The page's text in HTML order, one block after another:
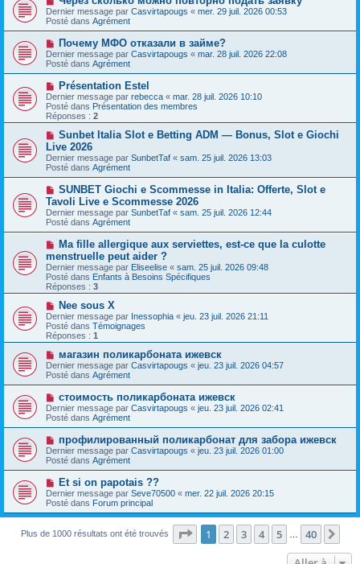
s
a
g
e
a
u
m
e
s
a
g
e
o
u
v
e
a
u
m
e
s
a
g
e
Dernier message par Casvirtapougs « mer. 29 juil. 2026 00:53
Posté dans Agrément
N
o
u
v
e
a
u
m
e
s
a
g
e
Почему МФО отказали в займе?
Dernier message par Casvirtapougs « mar. 28 juil. 2026 22:08
Posté dans Agrément
N
o
u
v
e
a
u
m
e
s
s
a
g
e
Présentation Estel
Dernier message par rebecca « mar. 28 juil. 2026 10:10
Posté dans Présentation des membres
Réponses : 2
N
u
v
e
a
u
m
e
s
a
g
e
Sunbet Italia Slot e Betting ADM — Bonus, Slot e Giochi
Live 2026
Dernier message par SunbetTaf « sam. 25 juil. 2026 13:03
Posté dans Agrément
N
u
v
e
a
m
e
s
s
a
g
e
SUNBET Giochi e Scommesse in Italia: Offerte, Slot e
Tavoli Live e Scommesse 2026
Dernier message par SunbetTaf « sam. 25 juil. 2026 12:44
Posté dans Agrément
N
u
v
e
a
u
m
e
s
s
g
e
Ma fille allergique aux serviettes, est-ce que la culotte
menstruelle peut aider ?
Dernier message par Eliseelise « sam. 25 juil. 2026 09:48
Posté dans Enfants à Besoins Spécifiques
Réponses : 3
N
o
u
v
e
a
u
m
e
s
a
g
e
Nee sous X
Dernier message par Inessophia « jeu. 23 juil. 2026 21:11
Posté dans Témoignages
Réponses : 1
N
o
u
v
a
u
m
e
s
s
a
g
e
магазин поликарбоната ижевск
Dernier message par Casvirtapougs « jeu. 23 juil. 2026 04:57
Posté dans Agrément
N
o
u
v
a
u
m
e
s
a
g
e
стоимость поликарбоната ижевск
Dernier message par Casvirtapougs « jeu. 23 juil. 2026 02:41
Posté dans Agrément
N
o
u
v
e
a
u
m
e
s
профилированный поликарбонат для забора ижевск
Dernier message par Casvirtapougs « jeu. 23 juil. 2026 01:00
Posté dans Agrément
N
o
u
v
e
a
u
Et si on papotais ??
Dernier message par Seve70500 « mer. 22 juil. 2026 20:15
Posté dans Forum principal
Plus de 1000 résultats ont été trouvés Page 1sur40
1 2 3 4 5 40